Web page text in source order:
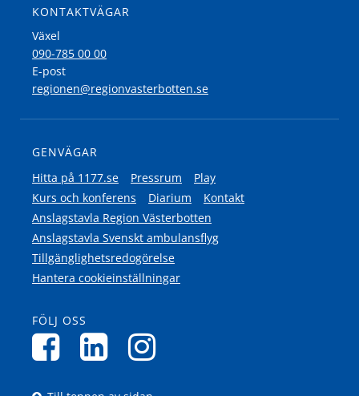
KONTAKTVÄGAR
Växel
090-785 00 00
E-post
regionen@regionvasterbotten.se
GENVÄGAR
Hitta på 1177.se
Pressrum
Play
Kurs och konferens
Diarium
Kontakt
Anslagstavla Region Västerbotten
Anslagstavla Svenskt ambulansflyg
Tillgänglighetsredogörelse
Hantera cookieinställningar
FÖLJ OSS